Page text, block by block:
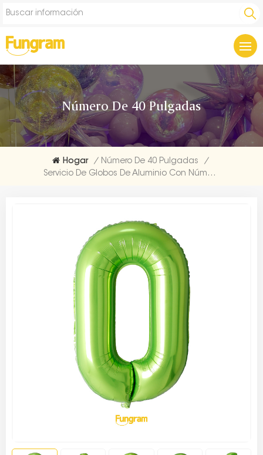
Número De 40 Pulgadas
Hogar / Número De 40 Pulgadas
/
Servicio De Globos De Aluminio Con Número De Decoración De Helio Verde De 40 Pulgadas